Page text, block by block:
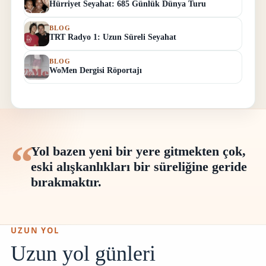
Hürriyet Seyahat: 685 Günlük Dünya Turu
BLOG
TRT Radyo 1: Uzun Süreli Seyahat
BLOG
WoMen Dergisi Röportajı
Yol bazen yeni bir yere gitmekten çok,
eski alışkanlıkları bir süreliğine geride
bırakmaktır.
UZUN YOL
Uzun yol günleri